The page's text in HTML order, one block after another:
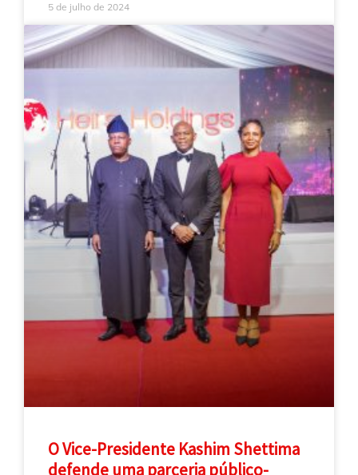
5 de julho de 2024
O Vice-Presidente Kashim Shettima
defende uma parceria público-